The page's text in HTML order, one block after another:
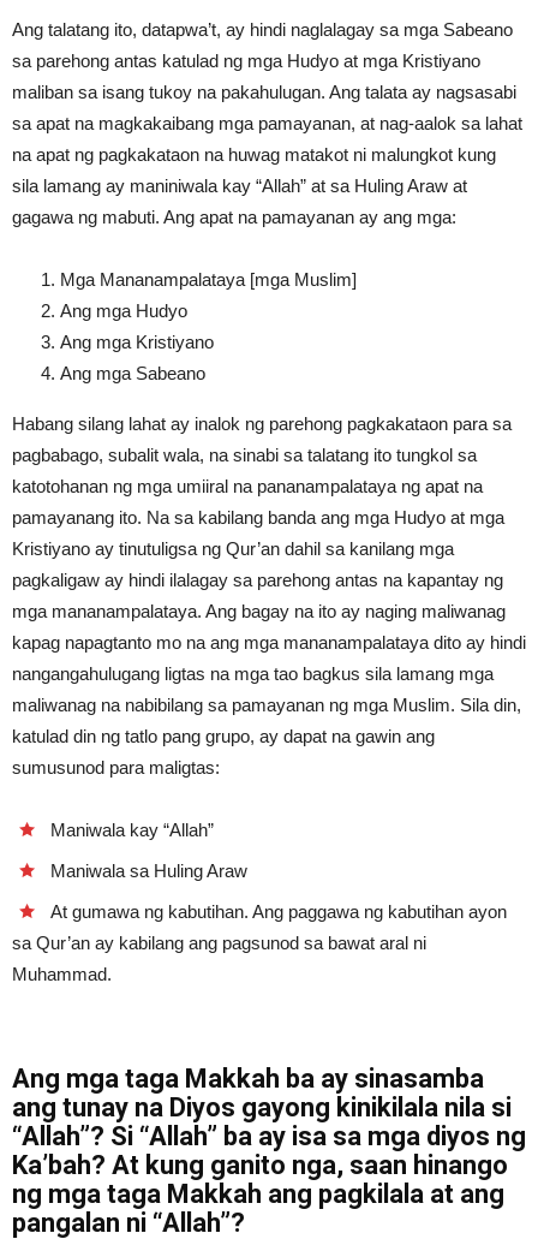
Ang talatang ito, datapwa’t, ay hindi naglalagay sa mga Sabeano
sa parehong antas katulad ng mga Hudyo at mga Kristiyano
maliban sa isang tukoy na pakahulugan. Ang talata ay nagsasabi
sa apat na magkakaibang mga pamayanan, at nag-aalok sa lahat
na apat ng pagkakataon na huwag matakot ni malungkot kung
sila lamang ay maniniwala kay “Allah” at sa Huling Araw at
gagawa ng mabuti. Ang apat na pamayanan ay ang mga:
Mga Mananampalataya [mga Muslim]
Ang mga Hudyo
Ang mga Kristiyano
Ang mga Sabeano
Habang silang lahat ay inalok ng parehong pagkakataon para sa
pagbabago, subalit wala, na sinabi sa talatang ito tungkol sa
katotohanan ng mga umiiral na pananampalataya ng apat na
pamayanang ito. Na sa kabilang banda ang mga Hudyo at mga
Kristiyano ay tinutuligsa ng Qur’an dahil sa kanilang mga
pagkaligaw ay hindi ilalagay sa parehong antas na kapantay ng
mga mananampalataya. Ang bagay na ito ay naging maliwanag
kapag napagtanto mo na ang mga mananampalataya dito ay hindi
nangangahulugang ligtas na mga tao bagkus sila lamang mga
maliwanag na nabibilang sa pamayanan ng mga Muslim. Sila din,
katulad din ng tatlo pang grupo, ay dapat na gawin ang
sumusunod para maligtas:
Maniwala kay “Allah”
Maniwala sa Huling Araw
At gumawa ng kabutihan. Ang paggawa ng kabutihan ayon
sa Qur’an ay kabilang ang pagsunod sa bawat aral ni
Muhammad.
Ang mga taga Makkah ba ay sinasamba
ang tunay na Diyos gayong kinikilala nila si
“Allah”? Si “Allah” ba ay isa sa mga diyos ng
Ka’bah? At kung ganito nga, saan hinango
ng mga taga Makkah ang pagkilala at ang
pangalan ni “Allah”?